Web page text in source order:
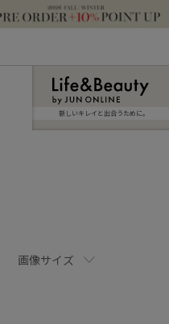
新しいキレイと出合うために。
画像サイズ